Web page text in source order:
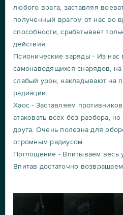
любого врага, заставляя
полученный врагом от нас во
способности, срабатывает
действия.
Псионические заряды - Из нас
самонаводящихся снарядов,
слабый урон, накладывают на
радиации.
Хаос - Заставляем
атаковать всех без разбора,
друга. Очень полезна для
огромным радиусом.
Поглощение - Впитываем весь
Впитав достаточно